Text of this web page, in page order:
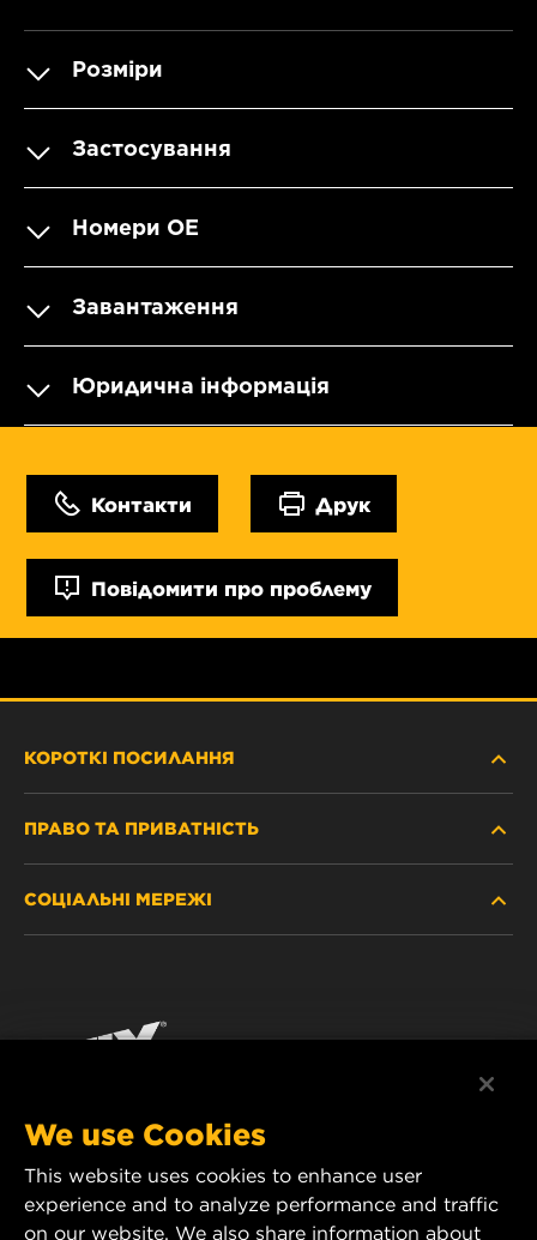
Розміри
Застосування
Номери OE
Завантаження
Юридична інформація
Контакти Друк
Повідомити про проблему
КОРОТКІ ПОСИЛАННЯ
ПРАВО ТА ПРИВАТНІСТЬ
ЗАХИСТ ПЕРСОНАЛЬНИХ ДАНИХ
РЕКВІЗИТИ
СОЦІАЛЬНІ МЕРЕЖІ
MANN+HUMMEL FT Poland
ul. Wrocławska 145,
We use Cookies
This website uses cookies to enhance user
experience and to analyze performance and traffic
on our website. We also share information about